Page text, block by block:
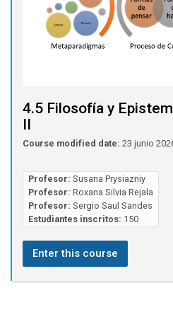
4.5 Filosofía y
II
Course modified date: 23 junio
Profesor: Susana Prysiazniy
Profesor: Roxana Silvia Rejala
Profesor: Sergio Saul Sandes
Estudiantes inscritos: 150
Enter this course